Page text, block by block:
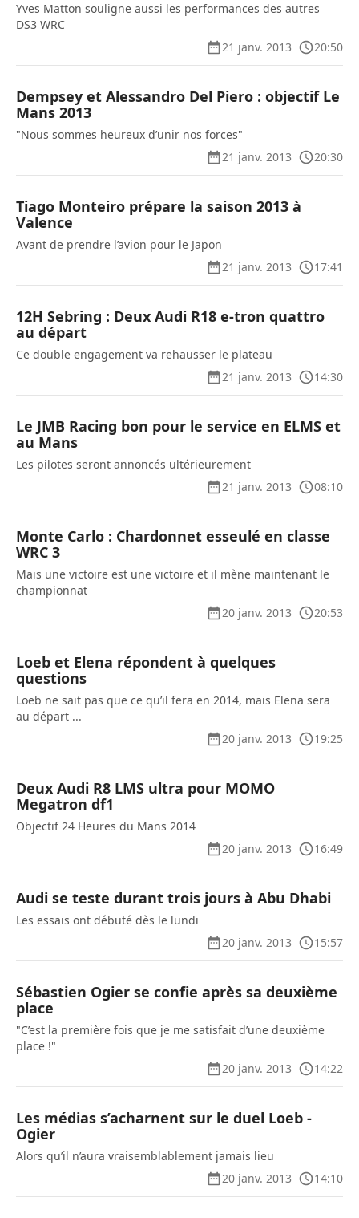
Yves Matton souligne aussi les performances des autres
DS3 WRC
21 janv. 2013
20:50
Dempsey et Alessandro Del Piero : objectif Le
Mans 2013
"Nous sommes heureux d’unir nos forces"
21 janv. 2013
20:30
Tiago Monteiro prépare la saison 2013 à
Valence
Avant de prendre l’avion pour le Japon
21 janv. 2013
17:41
12H Sebring : Deux Audi R18 e-tron quattro
au départ
Ce double engagement va rehausser le plateau
21 janv. 2013
14:30
Le JMB Racing bon pour le service en ELMS et
au Mans
Les pilotes seront annoncés ultérieurement
21 janv. 2013
08:10
Monte Carlo : Chardonnet esseulé en classe
WRC 3
Mais une victoire est une victoire et il mène maintenant le
championnat
20 janv. 2013
20:53
Loeb et Elena répondent à quelques
questions
Loeb ne sait pas que ce qu’il fera en 2014, mais Elena sera
au départ ...
20 janv. 2013
19:25
Deux Audi R8 LMS ultra pour MOMO
Megatron df1
Objectif 24 Heures du Mans 2014
20 janv. 2013
16:49
Audi se teste durant trois jours à Abu Dhabi
Les essais ont débuté dès le lundi
20 janv. 2013
15:57
Sébastien Ogier se confie après sa deuxième
place
"C’est la première fois que je me satisfait d’une deuxième
place !"
20 janv. 2013
14:22
Les médias s’acharnent sur le duel Loeb -
Ogier
Alors qu’il n’aura vraisemblablement jamais lieu
20 janv. 2013
14:10